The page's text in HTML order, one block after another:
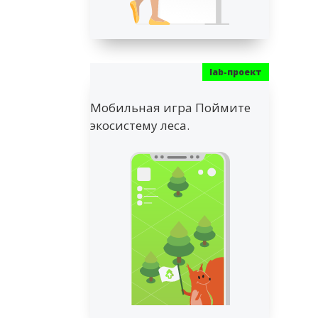
Мобильная игра Поймите
экосистему леса.